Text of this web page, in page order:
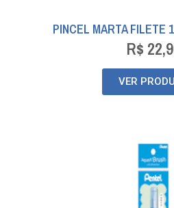
PINCEL MARTA FILETE
R$
VER